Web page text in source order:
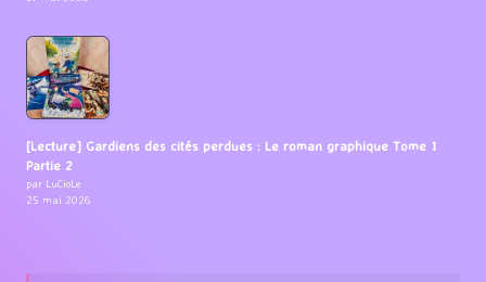
[Lecture] Gardiens des cités perdues : Le roman graphique Tome 1
Partie 2
par LuCioLe
25 mai 2026